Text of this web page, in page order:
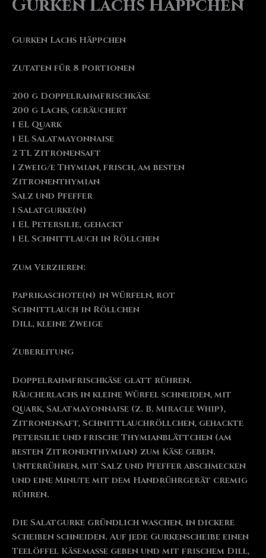
Gurken Lachs Häppchen
Gurken Lachs Häppchen
Zutaten für 8 Portionen
200 g Doppelrahmfrischkäse
200 g Lachs, geräuchert
1 EL Quark
1 EL Salatmayonnaise
2 TL Zitronensaft
1 Zweig/e Thymian, frisch, am besten
Zitronenthymian
Salz und Pfeffer
1 Salatgurke(n)
1 EL Petersilie, gehackt
1 EL Schnittlauch in Röllchen
Zum Verzieren:
Paprikaschote(n) in Würfeln, rot
Schnittlauch in Röllchen
Dill, kleine Zweige
Zubereitung
Doppelrahmfrischkäse glatt rühren.
Räucherlachs in kleine Würfel schneiden, mit
Quark, Salatmayonnaise (z. B. Miracle Whip),
Zitronensaft, Schnittlauchröllchen, gehackte
Petersilie und frische Thymianblättchen (am
besten Zitronenthymian) zum Käse geben.
Unterrühren, mit Salz und Pfeffer abschmecken
und eine Minute mit dem Handrührgerät cremig
rühren.
Die Salatgurke gründlich waschen, in dickere
Scheiben schneiden. Auf jede Gurkenscheibe einen
Teelöffel Käsemasse geben und mit frischem Dill,